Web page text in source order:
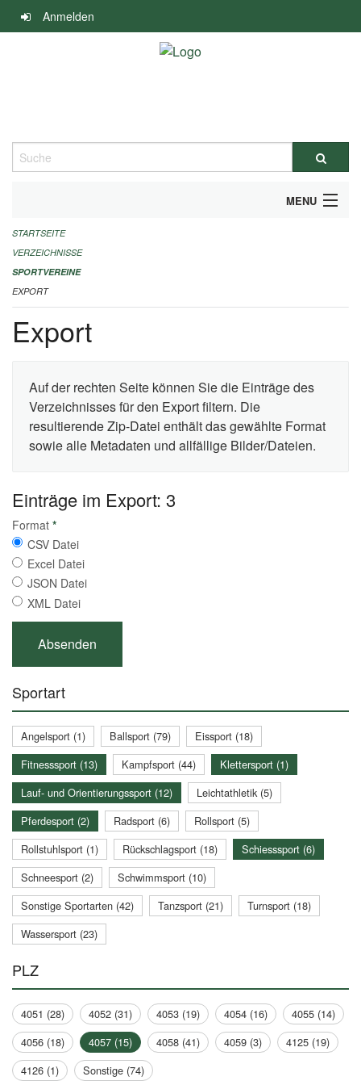
Navigation
überspringen
Anmelden
Suche
MENU
ALLGEMEINE INFORMATIONEN
FINANZIELLE UNTERSTÜTZUNG BENÖTIGT?
KONTAKT
STARTSEITE
VERZEICHNISSE
SPORTVEREINE
EXPORT
Export
Auf der rechten Seite können Sie die Einträge des
Verzeichnisses für den Export filtern. Die
resultierende Zip-Datei enthält das gewählte Format
sowie alle Metadaten und allfällige Bilder/Dateien.
Einträge im Export: 3
Format *
CSV Datei
Excel Datei
JSON Datei
XML Datei
Sportart
Angelsport (1) Ballsport (79)
Eissport (18)
Fitnesssport (13)
Kampfsport (44)
Klettersport (1)
Lauf- und Orientierungssport (12)
Leichtathletik (5)
Pferdesport (2)
Radsport (6)
Rollsport (5)
Rollstuhlsport (1)
Rückschlagsport (18)
Schiesssport (6)
Schneesport (2)
Schwimmsport (10)
Sonstige Sportarten (42)
Tanzsport (21)
Turnsport (18)
Wassersport (23)
PLZ
4051 (28) 4052 (31) 4053 (19) 4054 (16)
4055 (14)
4056 (18)
4057 (15) 4058 (41) 4059 (3)
4125 (19)
4126 (1)
Sonstige (74)